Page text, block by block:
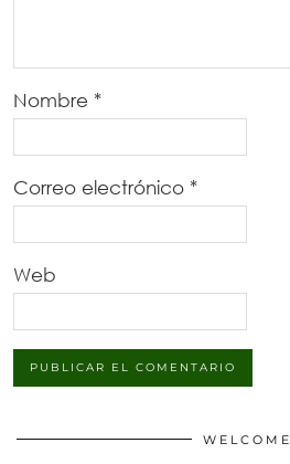
Nombre *
Correo electrónico *
Web
WELCOME